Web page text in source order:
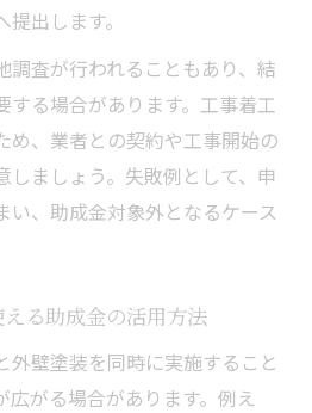
出します。
調査が行われることもあり、結
する場合があります。工事着工
め、業者との契約や工事開始の
しましょう。失敗例として、申
い、助成金対象外となるケース
る助成金の活用方法
外壁塗装を同時に実施すること
がる場合があります。例え